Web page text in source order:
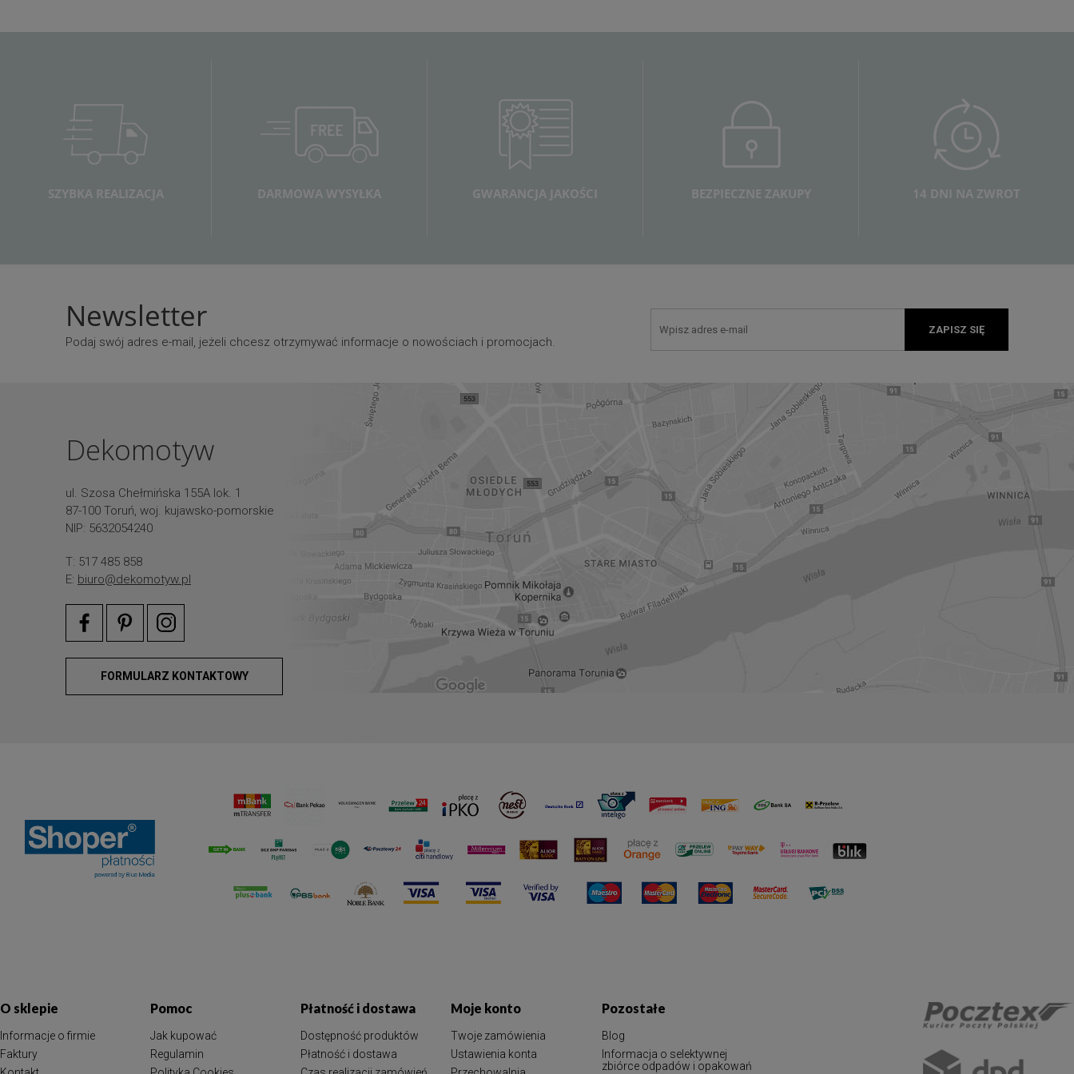
SZYBKA REALIZACJA DARMOWA WYSYŁKA GWARANCJA JAKOŚCI BEZPIECZNE ZAKUPY 14 DNI NA ZWROT
Newsletter
Podaj swój adres e-mail, jeżeli chcesz otrzymywać informacje o nowościach i promocjach.
ZAPISZ SIĘ
Dekomotyw
ul. Szosa Chełmińska 155A lok. 1
87-100 Toruń, woj. kujawsko-pomorskie
NIP: 5632054240
T: 517 485 858
E: biuro@dekomotyw.pl
FORMULARZ KONTAKTOWY
O sklepie
Informacje o firmie
Faktury
Pomoc
Jak kupować
Regulamin
Płatność i dostawa
Dostępność produktów
Płatność i dostawa
Moje konto
Twoje zamówienia
Ustawienia konta
Pozostałe
Blog
Informacja o selektywnej
zbiórce odpadów i opakowań